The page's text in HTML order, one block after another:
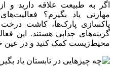
به طبیعت علاقه دارید و
یاد بگیرم؟
پارک‌ها، کاشت درخت
جذابی هستند. این
کمک کنید و در عین